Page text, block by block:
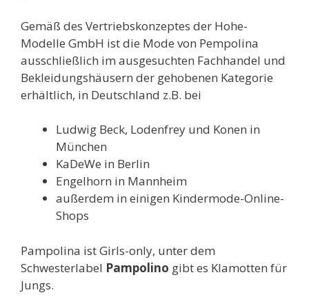
Gemäß des Vertriebskonzeptes der Hohe-
Modelle GmbH ist die Mode von Pempolina
ausschließlich im ausgesuchten Fachhandel und
Bekleidungshäusern der gehobenen Kategorie
erhältlich, in Deutschland z.B. bei
Ludwig Beck, Lodenfrey und Konen in
München
KaDeWe in Berlin
Engelhorn in Mannheim
außerdem in einigen Kindermode-Online-
Shops
Pampolina ist Girls-only, unter dem
Schwesterlabel Pampolino gibt es Klamotten für
Jungs.